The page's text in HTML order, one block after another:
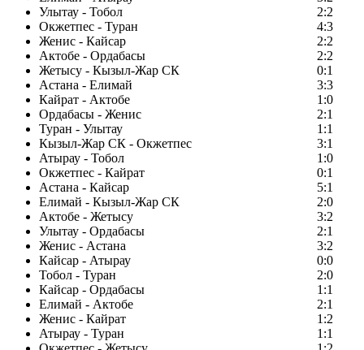
Улытау - Тобол
2:2
Окжетпес - Туран
4:3
Женис - Кайсар
2:2
Актобе - Ордабасы
2:2
Жетысу - Кызыл-Жар СК
0:1
Астана - Елимай
3:3
Кайрат - Актобе
1:0
Ордабасы - Женис
2:1
Туран - Улытау
1:1
Кызыл-Жар СК - Окжетпес
3:1
Атырау - Тобол
1:0
Окжетпес - Кайрат
0:1
Астана - Кайсар
5:1
Елимай - Кызыл-Жар СК
2:0
Актобе - Жетысу
3:2
Улытау - Ордабасы
2:1
Женис - Астана
3:2
Кайсар - Атырау
0:0
Тобол - Туран
2:0
Кайсар - Ордабасы
1:1
Елимай - Актобе
2:1
Женис - Кайрат
1:2
Атырау - Туран
1:1